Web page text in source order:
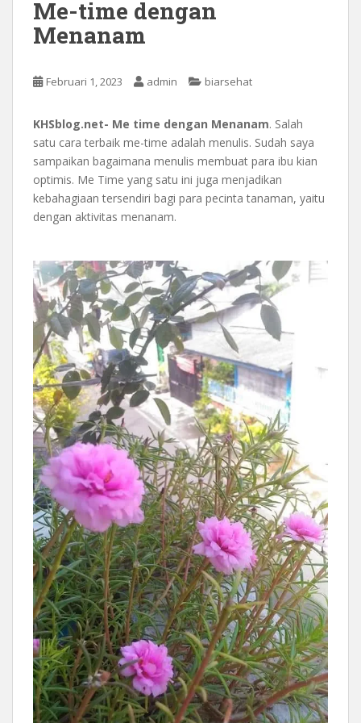
Me-time dengan
Menanam
Februari 1, 2023 admin biarsehat
KHSblog.net- Me time dengan Menanam. Salah
satu cara terbaik me-time adalah menulis. Sudah saya
sampaikan bagaimana menulis membuat para ibu kian
optimis. Me Time yang satu ini juga menjadikan
kebahagiaan tersendiri bagi para pecinta tanaman, yaitu
dengan aktivitas menanam.